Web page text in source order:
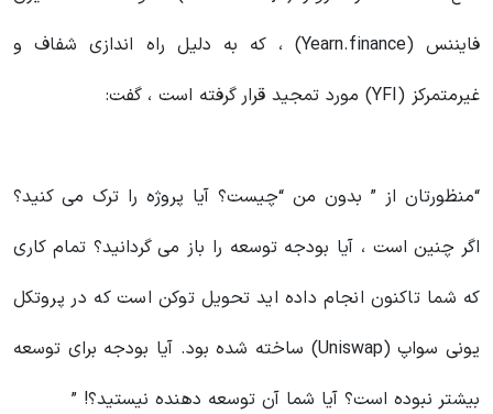
فایننس (Yearn.finance) ، که به دلیل راه اندازی شفاف و
غیرمتمرکز (YFI) مورد تمجید قرار گرفته است ، گفت:
“منظورتان از ” بدون من “چیست؟ آیا پروژه را ترک می کنید؟
اگر چنین است ، آیا بودجه توسعه را باز می گردانید؟ تمام کاری
که شما تاکنون انجام داده اید تحویل توکن است که در پروتکل
یونی سواپ (Uniswap) ساخته شده بود. آیا بودجه برای توسعه
بیشتر نبوده است؟ آیا شما آن توسعه دهنده نیستید؟! ”